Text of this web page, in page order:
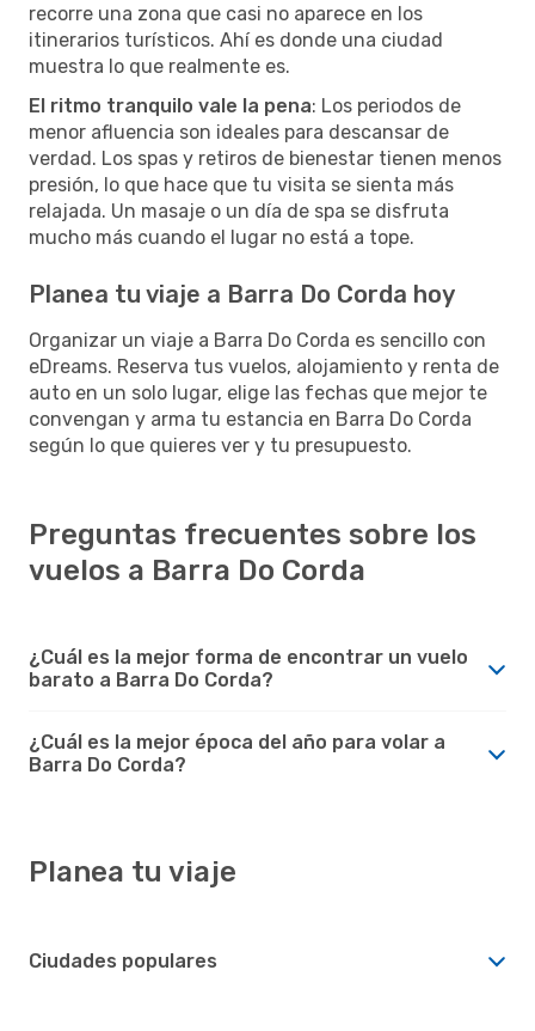
recorre una zona que casi no aparece en los
itinerarios turísticos. Ahí es donde una ciudad
muestra lo que realmente es.
El ritmo tranquilo vale la pena: Los periodos de
menor afluencia son ideales para descansar de
verdad. Los spas y retiros de bienestar tienen menos
presión, lo que hace que tu visita se sienta más
relajada. Un masaje o un día de spa se disfruta
mucho más cuando el lugar no está a tope.
Planea tu viaje a Barra Do Corda hoy
Organizar un viaje a Barra Do Corda es sencillo con
eDreams. Reserva tus vuelos, alojamiento y renta de
auto en un solo lugar, elige las fechas que mejor te
convengan y arma tu estancia en Barra Do Corda
según lo que quieres ver y tu presupuesto.
Preguntas frecuentes sobre los
vuelos a Barra Do Corda
¿Cuál es la mejor forma de encontrar un vuelo
barato a Barra Do Corda?
¿Cuál es la mejor época del año para volar a
Barra Do Corda?
Planea tu viaje
Ciudades populares